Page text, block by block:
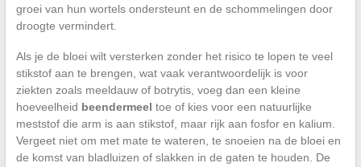
groei van hun wortels ondersteunt en de schommelingen door
droogte vermindert.
Als je de bloei wilt versterken zonder het risico te lopen te veel
stikstof aan te brengen, wat vaak verantwoordelijk is voor
ziekten zoals meeldauw of botrytis, voeg dan een kleine
hoeveelheid beendermeel toe of kies voor een natuurlijke
meststof die arm is aan stikstof, maar rijk aan fosfor en kalium.
Vergeet niet om met mate te wateren, te snoeien na de bloei en
de komst van bladluizen of slakken in de gaten te houden. De